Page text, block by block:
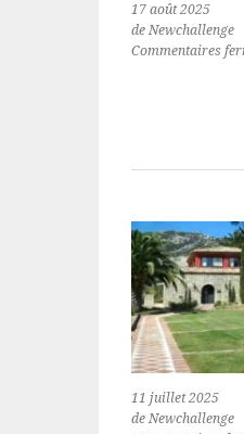
17 août 2025
de Newchallenge
Commentaires
11 juillet 2025
de Newchallenge